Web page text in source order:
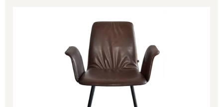
1,082.00€